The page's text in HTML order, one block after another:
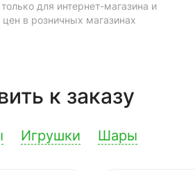
для интернет-магазина и
цен в розничных магазинах
к заказу
Игрушки Шары